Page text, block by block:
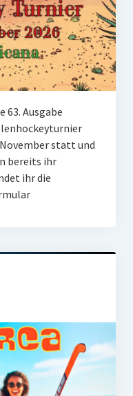
63. Ausgabe
statt und
bereits ihr
ihr die